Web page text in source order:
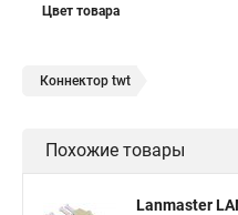
Цвет товара
Коннектор twt
Похожие товары
Lanmaster